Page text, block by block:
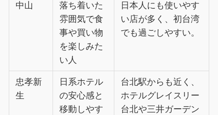
中山
落ち着いた
雰囲気で食
事や買い物
を楽しみた
い人
日本人にも使いやす
い店が多く、初台湾
でも過ごしやすい。
忠孝新
生
日系ホテル
の安心感と
移動しやす
台北駅からも近く、
ホテルグレイスリー
台北や三井ガーデン